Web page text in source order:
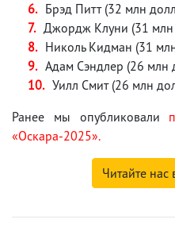
Брэд Питт (32 млн
Джордж Клуни (31 млн
Николь Кидман (31
Адам Сэндлер (26 млн
Уилл Смит (26 млн
Ранее мы опубликовали
«Оскара-2025».
Читайте нас